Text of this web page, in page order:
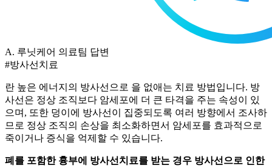
A. 루닛케어 의료팀 답변
#방사선치료
란 높은 에너지의 방사선으로 을 없애는 치료 방법입니다. 방
사선은 정상 조직보다 암세포에 더 큰 타격을 주는 속성이 있
으며, 또한 덩이에 방사선이 집중되도록 여러 방향에서 조사하
므로 정상 조직의 손상을 최소화하면서 암세포를 효과적으로
죽이거나 증식을 억제할 수 있습니다.
폐를 포함한 흉부에 방사선치료를 받는 경우 방사선으로 인한